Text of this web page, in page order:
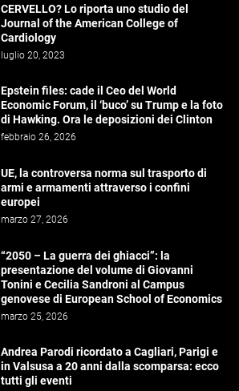
CERVELLO? Lo riporta uno studio del
Journal of the American College of
Cardiology
luglio 20, 2023
Epstein files: cade il Ceo del World
Economic Forum, il ‘buco’ su Trump e la foto
di Hawking. Ora le deposizioni dei Clinton
febbraio 26, 2026
UE, la controversa norma sul trasporto di
armi e armamenti attraverso i confini
europei
marzo 27, 2026
“2050 – La guerra dei ghiacci”: la
presentazione del volume di Giovanni
Tonini e Cecilia Sandroni al Campus
genovese di European School of Economics
marzo 25, 2026
Andrea Parodi ricordato a Cagliari, Parigi e
in Valsusa a 20 anni dalla scomparsa: ecco
tutti gli eventi